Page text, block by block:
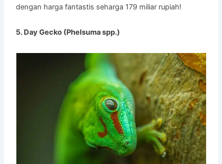
dengan harga fantastis seharga 179 miliar rupiah!
5. Day Gecko (Phelsuma spp.)